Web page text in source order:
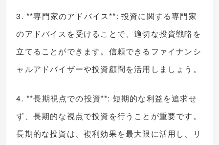
3. **専門家のアドバイス**: 投資に関する専門家
のアドバイスを受けることで、適切な投資戦略を
立てることができます。信頼できるファイナンシ
ャルアドバイザーや投資顧問を活用しましょう。
4. **長期視点での投資**: 短期的な利益を追求せ
ず、長期的な視点で投資を行うことが重要です。
長期的な投資は、複利効果を最大限に活用し、リ